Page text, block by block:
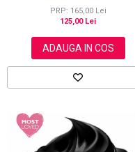
PRP: 165,00 Lei
125,00 Lei
ADAUGA IN COS